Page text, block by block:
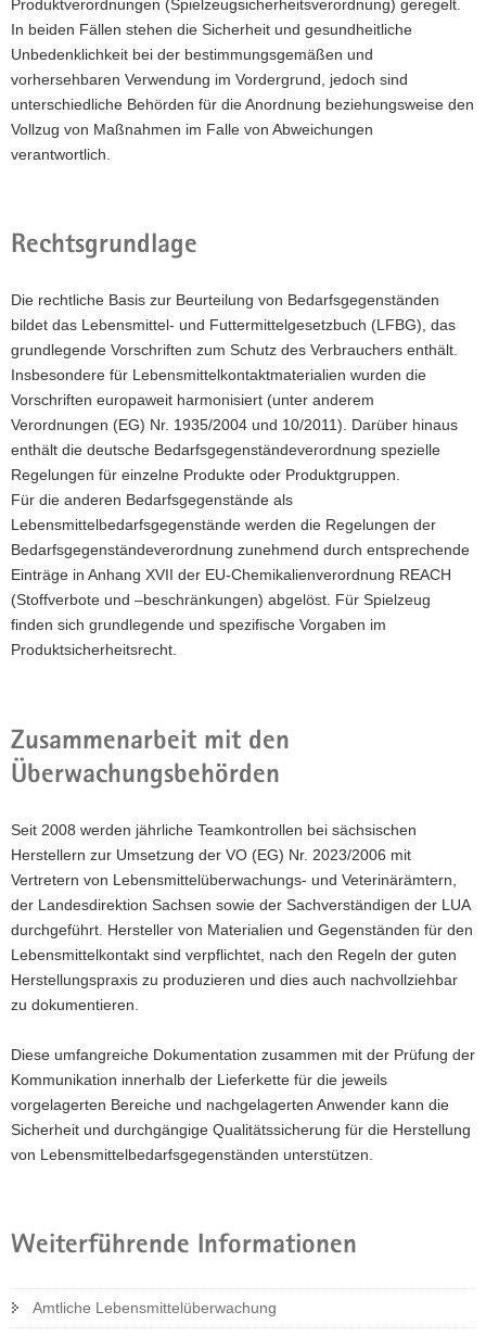
Produktverordnungen (Spielzeugsicherheitsverordnung) geregelt.
In beiden Fällen stehen die Sicherheit und gesundheitliche
Unbedenklichkeit bei der bestimmungsgemäßen und
vorhersehbaren Verwendung im Vordergrund, jedoch sind
unterschiedliche Behörden für die Anordnung beziehungsweise den
Vollzug von Maßnahmen im Falle von Abweichungen
verantwortlich.
Rechtsgrundlage
Die rechtliche Basis zur Beurteilung von Bedarfsgegenständen
bildet das Lebensmittel- und Futtermittelgesetzbuch (LFBG), das
grundlegende Vorschriften zum Schutz des Verbrauchers enthält.
Insbesondere für Lebensmittelkontaktmaterialien wurden die
Vorschriften europaweit harmonisiert (unter anderem
Verordnungen (EG) Nr. 1935/2004 und 10/2011). Darüber hinaus
enthält die deutsche Bedarfsgegenständeverordnung spezielle
Regelungen für einzelne Produkte oder Produktgruppen.
Für die anderen Bedarfsgegenstände als
Lebensmittelbedarfsgegenstände werden die Regelungen der
Bedarfsgegenständeverordnung zunehmend durch entsprechende
Einträge in Anhang XVII der EU-Chemikalienverordnung REACH
(Stoffverbote und –beschränkungen) abgelöst. Für Spielzeug
finden sich grundlegende und spezifische Vorgaben im
Produktsicherheitsrecht.
Zusammenarbeit mit den
Überwachungsbehörden
Seit 2008 werden jährliche Teamkontrollen bei sächsischen
Herstellern zur Umsetzung der VO (EG) Nr. 2023/2006 mit
Vertretern von Lebensmittelüberwachungs- und Veterinärämtern,
der Landesdirektion Sachsen sowie der Sachverständigen der LUA
durchgeführt. Hersteller von Materialien und Gegenständen für den
Lebensmittelkontakt sind verpflichtet, nach den Regeln der guten
Herstellungspraxis zu produzieren und dies auch nachvollziehbar
zu dokumentieren.
Diese umfangreiche Dokumentation zusammen mit der Prüfung der
Kommunikation innerhalb der Lieferkette für die jeweils
vorgelagerten Bereiche und nachgelagerten Anwender kann die
Sicherheit und durchgängige Qualitätssicherung für die Herstellung
von Lebensmittelbedarfsgegenständen unterstützen.
Weiterführende Informationen
Amtliche Lebensmittelüberwachung